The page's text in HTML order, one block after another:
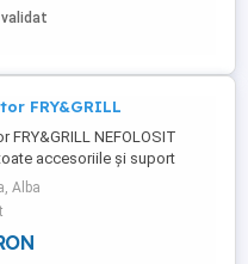
FRY&GRILL
FRY&GRILL NEFOLOSIT
accesoriile și suport
în privat
Alba